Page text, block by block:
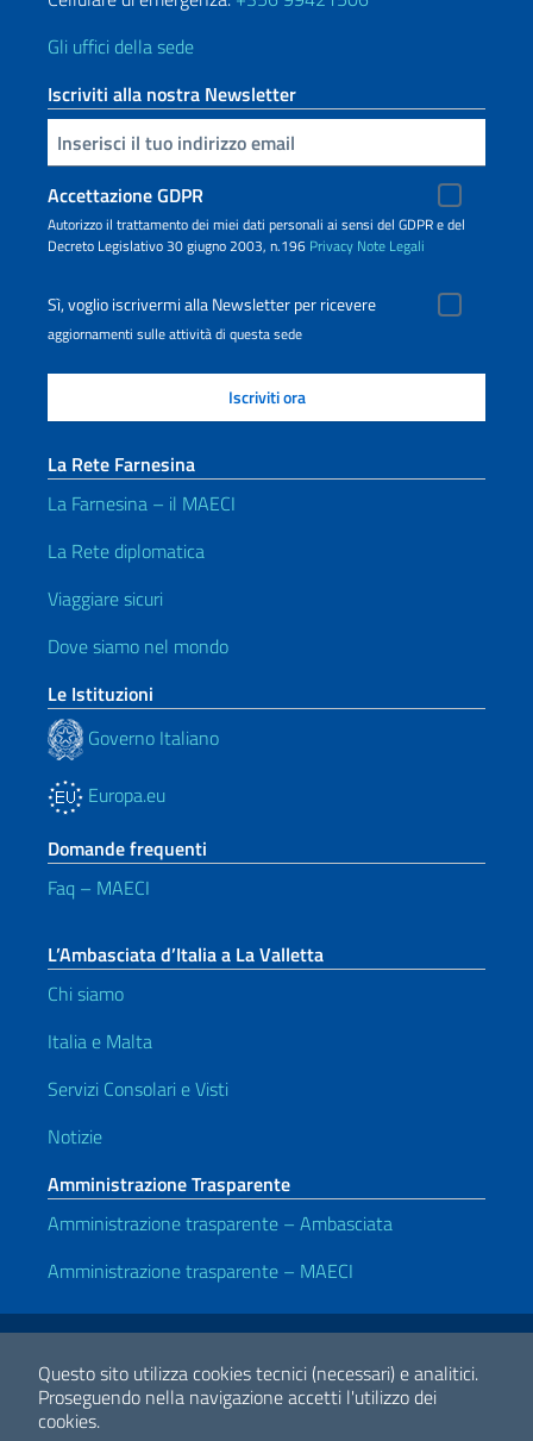
Questo sito utilizza cookies tecnici (necessari) e analitici.
Proseguendo nella navigazione accetti l'utilizzo dei
cookies.
Gli uffici della sede
Iscriviti alla nostra Newsletter
Inserisci la tua email
Accettazione GDPR
Autorizzo il trattamento dei miei dati personali ai sensi del GDPR e del
Decreto Legislativo 30 giugno 2003, n.196 Privacy Note Legali
Sì, voglio iscrivermi alla Newsletter per ricevere
aggiornamenti sulle attività di questa sede
La Rete Farnesina
La Farnesina – il MAECI
La Rete diplomatica
Viaggiare sicuri
Dove siamo nel mondo
Le Istituzioni
Governo Italiano
Europa.eu
Domande frequenti
Faq – MAECI
L’Ambasciata d’Italia a La Valletta
Chi siamo
Italia e Malta
Servizi Consolari e Visti
Notizie
Amministrazione Trasparente
Amministrazione trasparente – Ambasciata
Amministrazione trasparente – MAECI
Link Utili